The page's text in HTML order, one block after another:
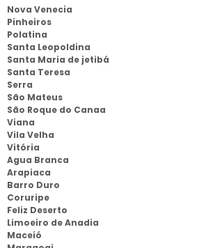
Nova Venecia
Pinheiros
Polatina
Santa Leopoldina
Santa Maria de jetibá
Santa Teresa
Serra
São Mateus
São Roque do Canaa
Viana
Vila Velha
Vitória
Agua Branca
Arapiaca
Barro Duro
Coruripe
Feliz Deserto
Limoeiro de Anadia
Maceió